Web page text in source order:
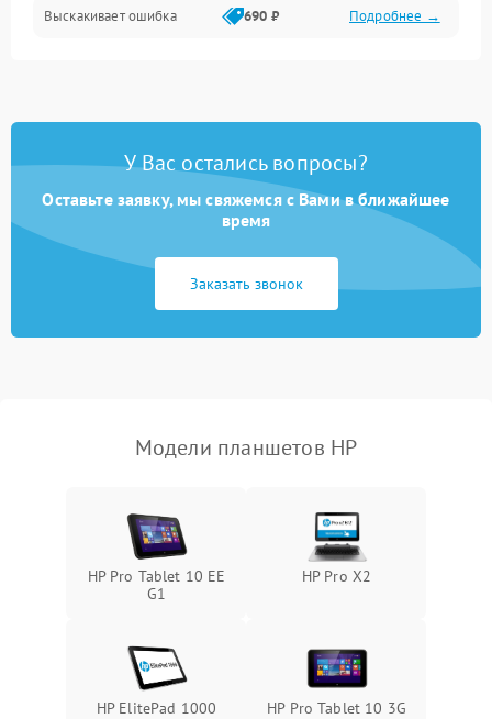
Перегрев и нестабильная работа
Программные сбои
Сенсорное управление
Проблемы с механикой
Кнопки и органы управления
Выскакивает ошибка 690 ₽ Подробнее →
У Вас остались вопросы?
Оставьте заявку, мы свяжемся с Вами в ближайшее
время
Заказать звонок
Модели планшетов HP
HP Pro Tablet 10 EE
G1
HP Pro X2
HP ElitePad 1000 HP Pro Tablet 10 3G